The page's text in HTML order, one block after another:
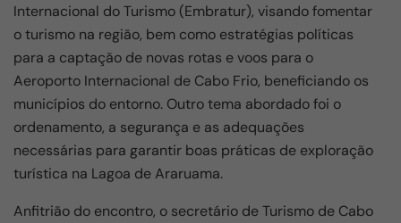
Internacional do Turismo (Embratur), visando fomentar
o turismo na região, bem como estratégias políticas
para a captação de novas rotas e voos para o
Aeroporto Internacional de Cabo Frio, beneficiando os
municípios do entorno. Outro tema abordado foi o
ordenamento, a segurança e as adequações
necessárias para garantir boas práticas de exploração
turística na Lagoa de Araruama.
Anfitrião do encontro, o secretário de Turismo de Cabo